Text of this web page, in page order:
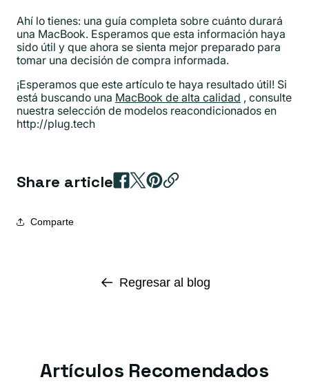
Ahí lo tienes: una guía completa sobre cuánto durará
una MacBook. Esperamos que esta información haya
sido útil y que ahora se sienta mejor preparado para
tomar una decisión de compra informada.
¡Esperamos que este artículo te haya resultado útil! Si
está buscando una MacBook de alta calidad , consulte
nuestra selección de modelos reacondicionados en
http://plug.tech
Share article
Comparte
Regresar al blog
Artículos Recomendados